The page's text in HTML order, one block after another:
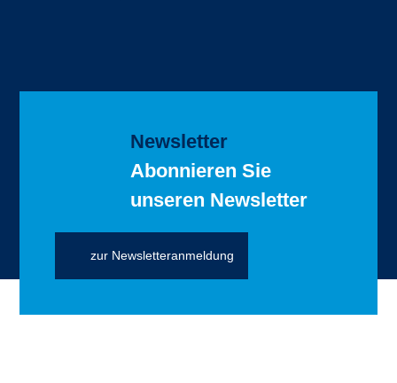
Newsletter
Abonnieren Sie
unseren Newsletter
zur Newsletteranmeldung